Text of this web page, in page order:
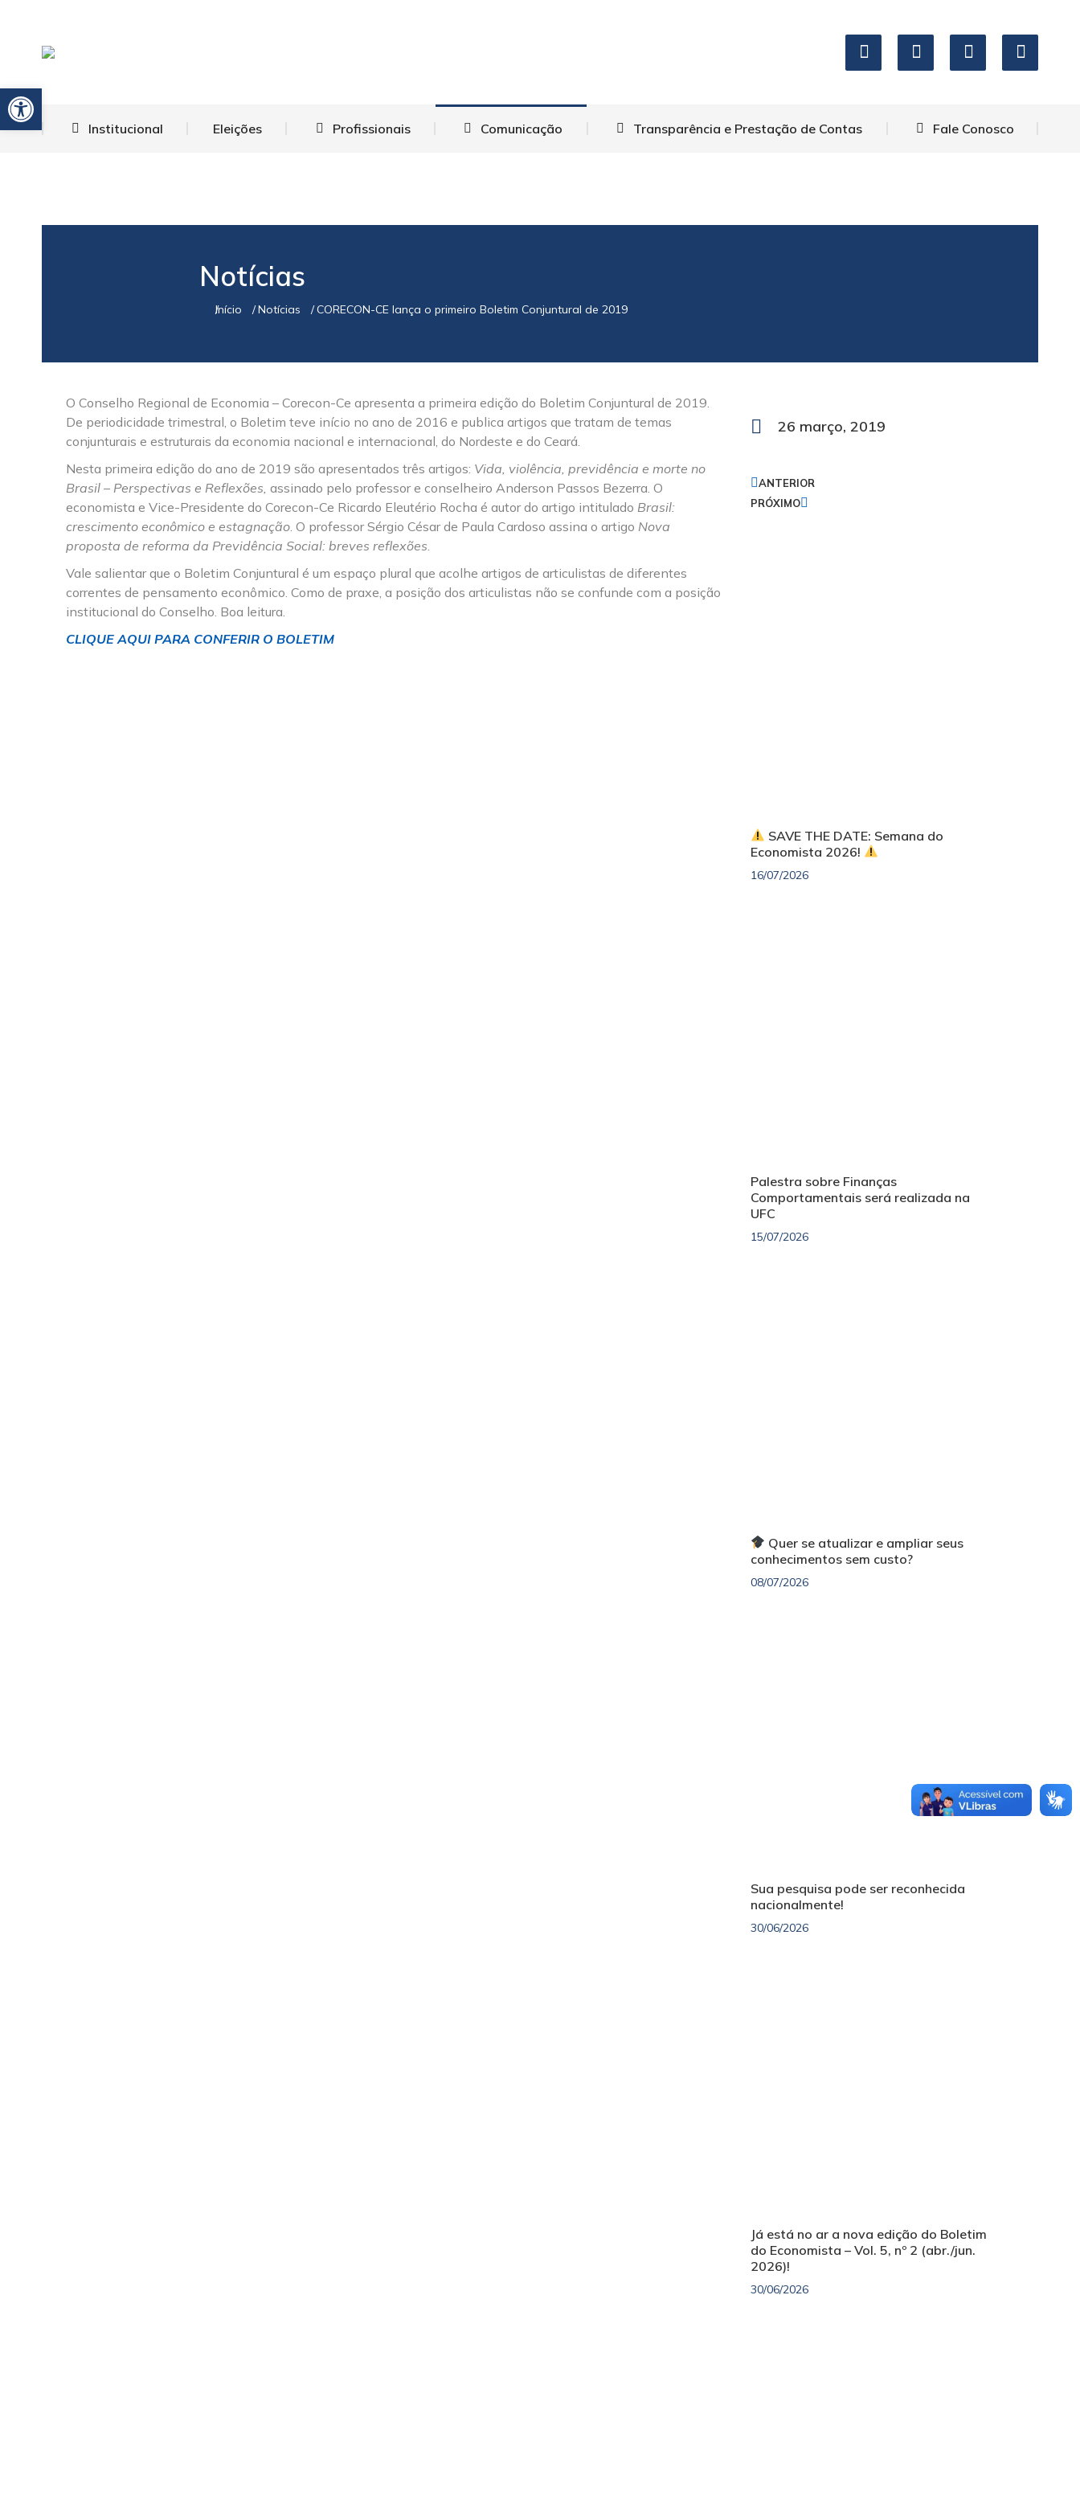
Barra de Ferramentas Aberta
Institucional Eleições Profissionais Comunicação Transparência e Prestação de Contas Fale Conosco
Notícias
Você está aqui:
Início Notícias CORECON-CE lança o primeiro Boletim Conjuntural de 2019
O Conselho Regional de Economia – Corecon-Ce apresenta a primeira edição do Boletim Conjuntural de 2019.
De periodicidade trimestral, o Boletim teve início no ano de 2016 e publica artigos que tratam de temas
conjunturais e estruturais da economia nacional e internacional, do Nordeste e do Ceará.
Nesta primeira edição do ano de 2019 são apresentados três artigos: Vida, violência, previdência e morte no
Brasil – Perspectivas e Reflexões, assinado pelo professor e conselheiro Anderson Passos Bezerra. O
economista e Vice-Presidente do Corecon-Ce Ricardo Eleutério Rocha é autor do artigo intitulado Brasil:
crescimento econômico e estagnação . O professor Sérgio César de Paula Cardoso assina o artigo Nova
proposta de reforma da Previdência Social: breves reflexões
Vale salientar que o Boletim Conjuntural é um espaço plural que acolhe artigos de articulistas de diferentes
correntes de pensamento econômico. Como de praxe, a posição dos articulistas não se confunde com a posição
institucional do Conselho. Boa leitura.
CLIQUE AQUI PARA CONFERIR O BOLETIM
26 março, 2019
ANTERIOR
PRÓXIMO
SAVE THE DATE: Semana do
Economista 2026!
16/07/2026
Palestra sobre Finanças
Comportamentais será realizada na
UFC
15/07/2026
Quer se atualizar e ampliar seus
conhecimentos sem custo?
08/07/2026
Sua pesquisa pode ser reconhecida
nacionalmente!
30/06/2026
Já está no ar a nova edição do Boletim
do Economista – Vol. 5, nº 2 (abr./jun.
2026)!
30/06/2026